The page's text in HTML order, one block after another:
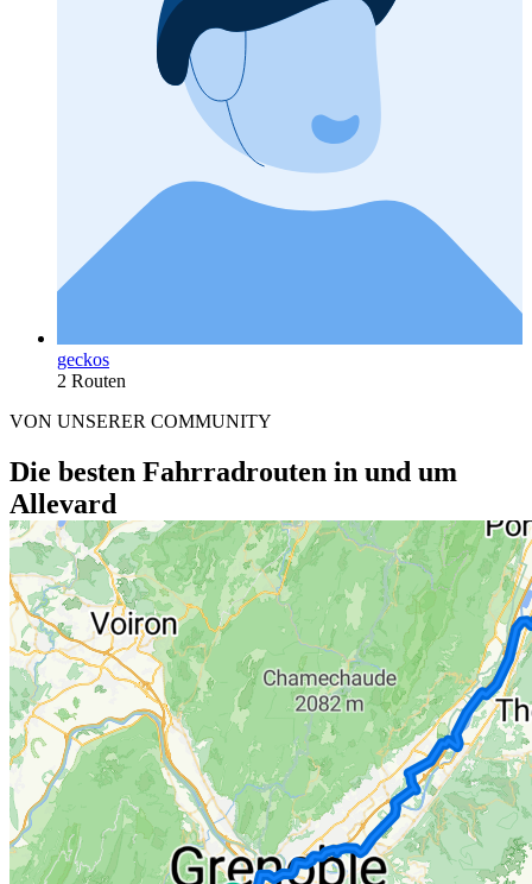
geckos
2 Routen
VON UNSERER COMMUNITY
Die besten Fahrradrouten in und um
Allevard